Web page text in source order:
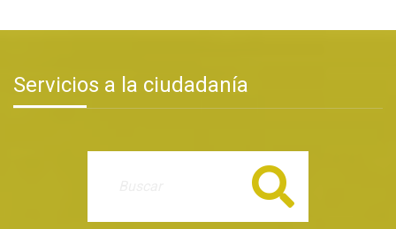
Servicios a la ciudadanía
Buscar